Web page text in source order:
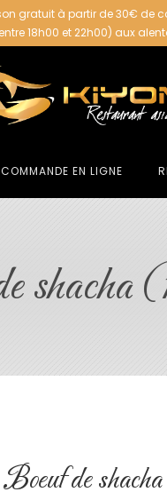
gratuit à partir de 30€
18h00 et 22h00) aux
COMMANDE EN LIGNE
Boeuf de